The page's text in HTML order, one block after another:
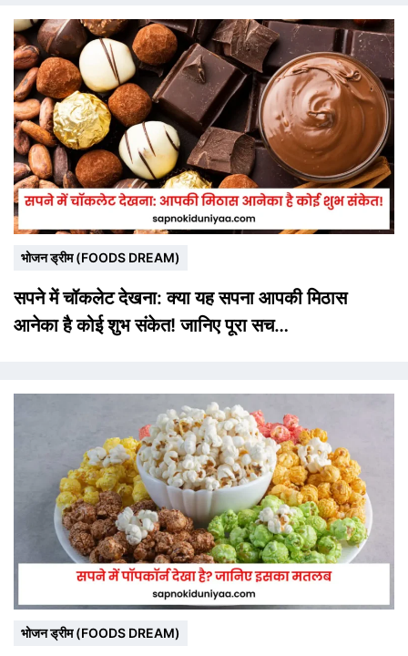
भोजन ड्रीम (FOODS DREAM)
सपने में चॉकलेट देखना: क्या यह सपना आपकी मिठास
आनेका है कोई शुभ संकेत! जानिए पूरा सच…
भोजन ड्रीम (FOODS DREAM)